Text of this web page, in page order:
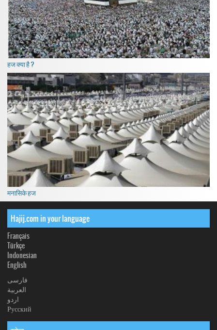
हज क्या है ?
मनासिके हज
Hajij.com in your language
Français
Türkçe
Indonesian
English
فارسی
العربیة
اردو
Русский